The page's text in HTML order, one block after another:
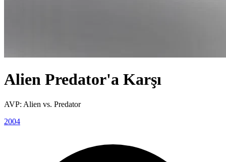
Alien Predator'a Karşı
AVP: Alien vs. Predator
2004